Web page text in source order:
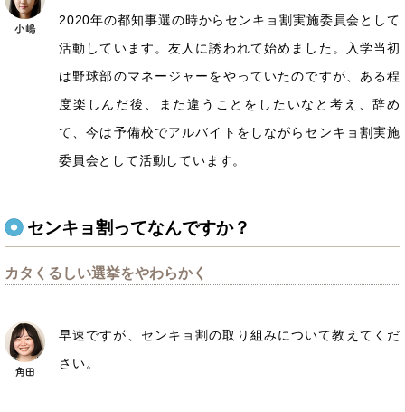
2020年の都知事選の時からセンキョ割実施委員会として
活動しています。友人に誘われて始めました。入学当初
は野球部のマネージャーをやっていたのですが、ある程
度楽しんだ後、また違うことをしたいなと考え、辞め
て、今は予備校でアルバイトをしながらセンキョ割実施
委員会として活動しています。
センキョ割ってなんですか？
カタくるしい選挙をやわらかく
早速ですが、センキョ割の取り組みについて教えてくだ
さい。